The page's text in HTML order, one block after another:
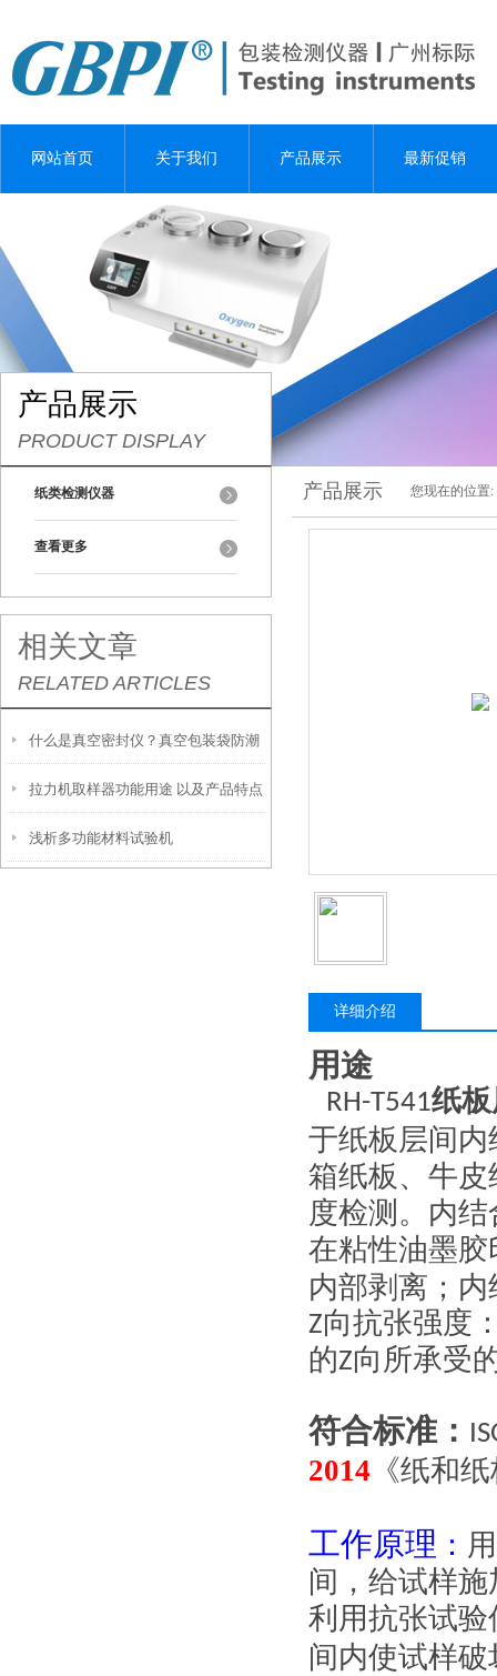
网站首页 关于我们 产品展示 最新促销
产品展示
PRODUCT DISPLAY
纸类检测仪器
查看更多
相关文章
RELATED ARTICLES
什么是真空密封仪？真空包装袋防潮
密封性能如何检测？
拉力机取样器功能用途 以及产品特点
浅析多功能材料试验机
产品展示 您现在的位置:
详细介绍
用途
RH-T541纸
于纸板层间
箱纸板、牛
度检测。内
在粘性油墨
内部剥离；
Z向抗张强度
的Z向所承受
符合标准 ：
2014 《纸和
工作原理 ：
间，给试样
利用抗张试
间内使试样